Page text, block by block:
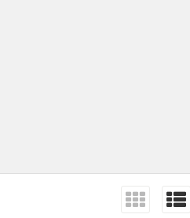
größter Bedeutung, dass die Passform